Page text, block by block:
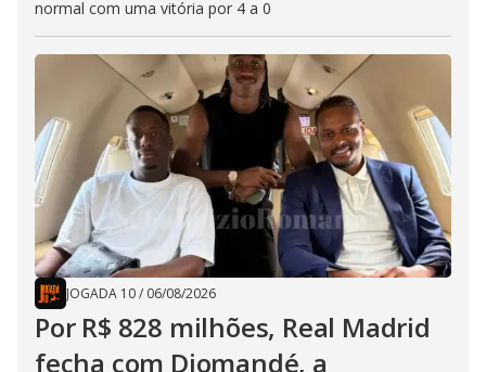
normal com uma vitória por 4 a 0
JOGADA 10/ 06/08/2026
Por R$ 828 milhões, Real Madrid
fecha com Diomandé, a